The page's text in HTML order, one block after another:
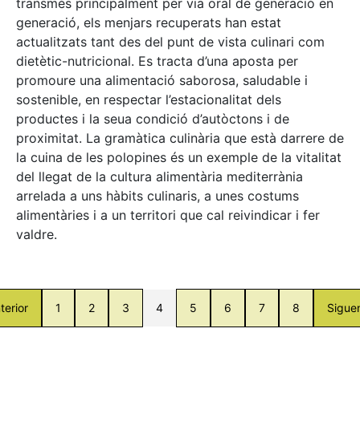
generació, els menjars recuperats han estat
actualitzats tant des del punt de vista culinari com
dietètic-nutricional. Es tracta d’una aposta per
promoure una alimentació saborosa, saludable i
sostenible, en respectar l’estacionalitat dels
productes i la seua condició d’autòctons i de
proximitat. La gramàtica culinària que està darrere de
la cuina de les polopines és un exemple de la vitalitat
del llegat de la cultura alimentària mediterrània
arrelada a uns hàbits culinaris, a unes costums
alimentàries i a un territori que cal reivindicar i fer
valdre.
1 2 3 4 5 6 7 8